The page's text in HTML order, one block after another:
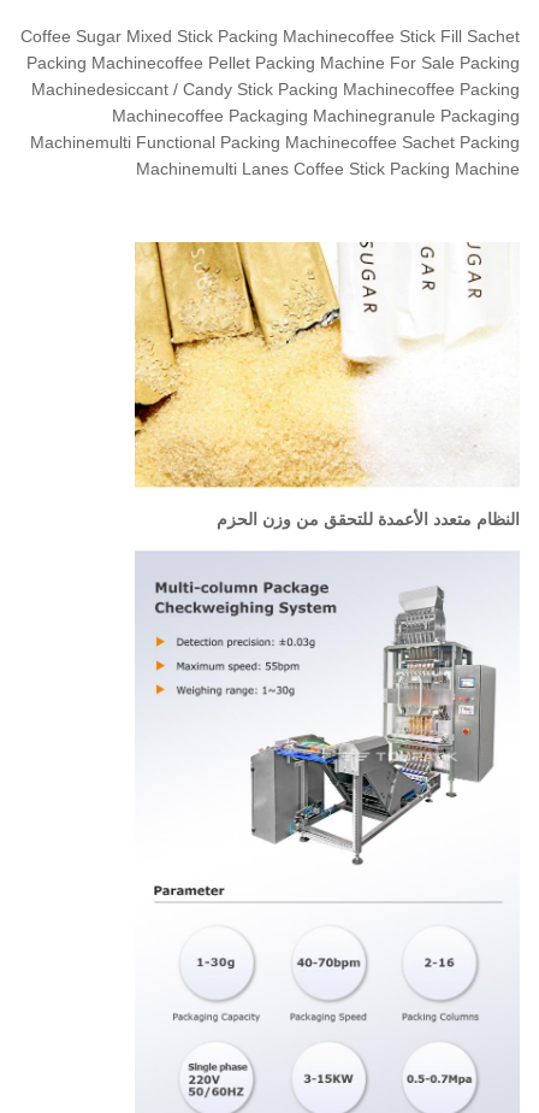
Coffee Sugar Mixed Stick Packing Machinecoffee Stick Fill Sachet
Packing Machinecoffee Pellet Packing Machine For Sale Packing
Machinedesiccant / Candy Stick Packing Machinecoffee Packing
Machinecoffee Packaging Machinegranule Packaging
Machinemulti Functional Packing Machinecoffee Sachet Packing
Machinemulti Lanes Coffee Stick Packing Machine
النظام متعدد الأعمدة للتحقق من وزن الحزم